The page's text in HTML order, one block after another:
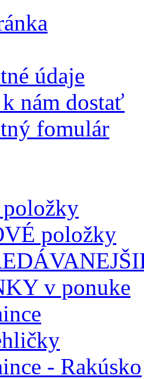
údaje
nám dostať
fomulár
položky
v ponuke
- Rakúsko